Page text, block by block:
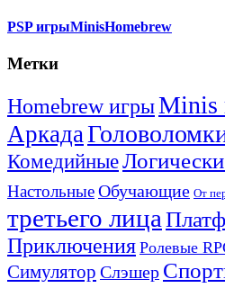
PSP игрыMinisHomebrew
Метки
Homebrew игрыMinis
Аркада
Комедийные
НастольныеОбучающие От
третьего лица
Приключения Ролевые
Симулятор Слэшер